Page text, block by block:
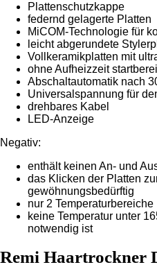
Plattenschutzkappe
federnd gelagerte Platten
MiCOM-Technologie für
leicht abgerundete
Vollkeramikplatten mit
ohne Aufheizzeit
Abschaltautomatik nach
Universalspannung für
drehbares Kabel
LED-Anzeige
Negativ:
enthält keinen An- und
das Klicken der Platten
gewöhnungsbedürftig
nur 2 Temperaturbereiche
keine Temperatur unter
notwendig ist
Remi Haartrockner